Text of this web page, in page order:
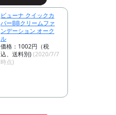
ビューナ クイックカ
バーBBクリームファ
ンデーション オーク
ル
価格：1002円（税
込、送料別) (2020/7/7
時点)